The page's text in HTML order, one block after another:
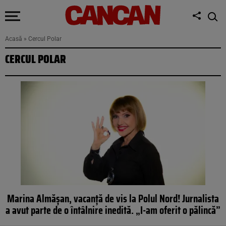
Acasă » Cercul Polar
CERCUL POLAR
Marina Almășan, vacanță de vis la Polul Nord! Jurnalista
a avut parte de o întâlnire inedită. „I-am oferit o pălincă”